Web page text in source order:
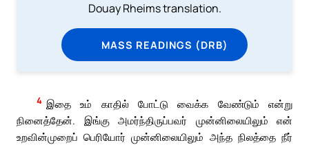
Douay Rheims translation.
MASS READINGS (DRB)
4 இதை உம் காதில் போட்டு வைக்க வேண்டும் என்று
நினைத்தேன். இங்கு அமர்ந்திருப்பவர் முன்னிலையிலும் என்
உறவின்முறைப் பெரியோர் முன்னிலையிலும் அந்த நிலத்தை நீர்